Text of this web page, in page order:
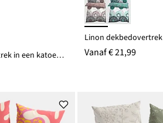
Dekbedovertrek in een katoenmix
Linon dekbedovertrek
Vanaf€ 21,99